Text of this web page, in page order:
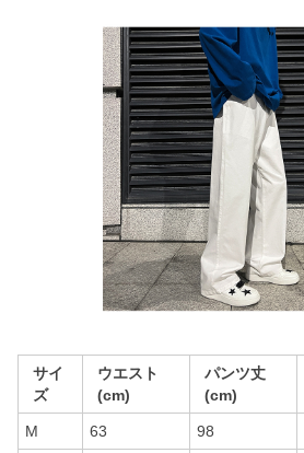
サイ
ズ
ウエスト
(cm)
パンツ丈
(cm)
M 63 98